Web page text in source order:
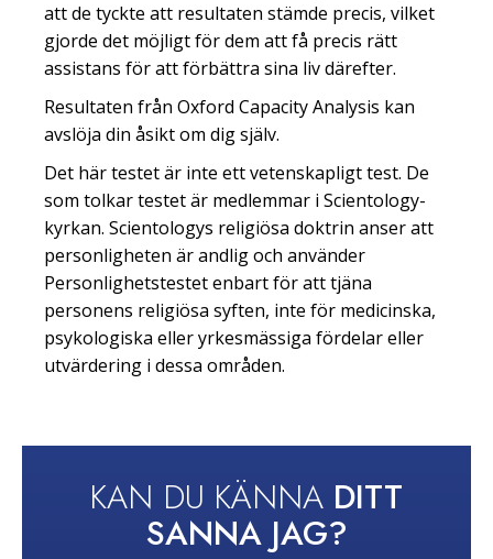
att de tyckte att resultaten stämde precis, vilket
gjorde det möjligt för dem att få precis rätt
assistans för att förbättra sina liv därefter.
Resultaten från Oxford Capacity Analysis kan
avslöja din åsikt om dig själv.
Det här testet är inte ett vetenskapligt test. De
som tolkar testet är medlemmar i Scientology-
kyrkan. Scientologys religiösa doktrin anser att
personligheten är andlig och använder
Personlighetstestet enbart för att tjäna
personens religiösa syften, inte för medicinska,
psykologiska eller yrkesmässiga fördelar eller
utvärdering i dessa områden.
KAN DU KÄNNA DITT
SANNA JAG?